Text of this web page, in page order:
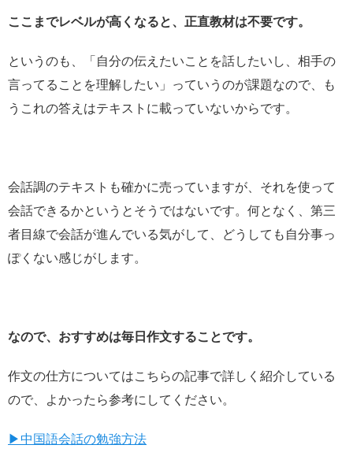
ここまでレベルが高くなると、正直教材は不要です。
というのも、「自分の伝えたいことを話したいし、相手の
言ってることを理解したい」っていうのが課題なので、
も
うこれの答えはテキストに載っていないからです。
会話調のテキストも確かに売っていますが、それを使って
会話できるかというとそうではないです。何となく、第三
者目線で会話が進んでいる気がして、どうしても自分事っ
ぽくない感じがします。
なので、おすすめは毎日作文することです。
作文の仕方についてはこちらの記事で詳しく紹介している
ので、よかったら参考にしてください。
▶中国語会話の勉強方法